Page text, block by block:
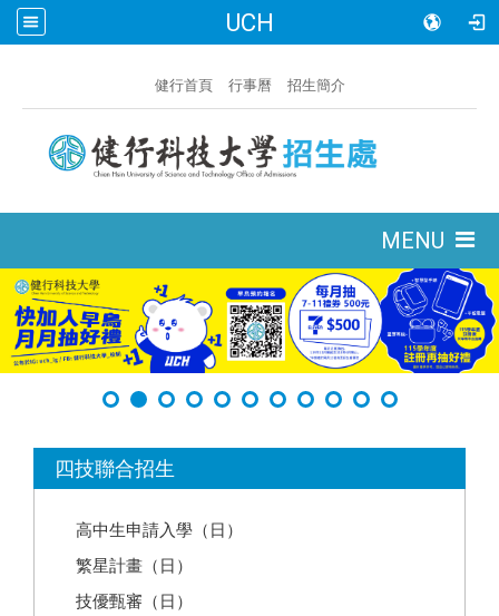
UCH
健行首頁 行事曆 招生簡介
MENU
四技聯合招生
高中生申請入學（日）
繁星計畫（日）
技優甄審（日）